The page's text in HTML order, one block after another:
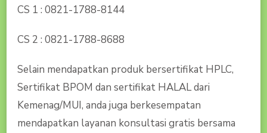
CS 1 : 0821-1788-8144
CS 2 : 0821-1788-8688
Selain mendapatkan produk bersertifikat HPLC,
Sertifikat BPOM dan sertifikat HALAL dari
Kemenag/MUI, anda juga berkesempatan
mendapatkan layanan konsultasi gratis bersama